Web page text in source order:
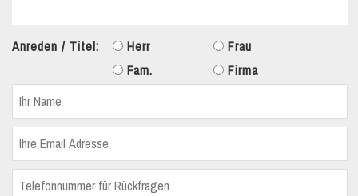
Anreden / Titel: Herr
Frau
Fam.
Firma